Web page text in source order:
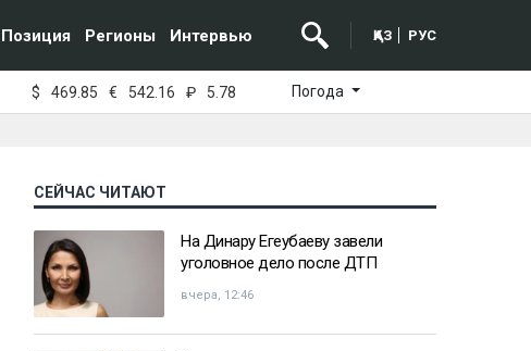
Позиция Регионы Интервью ҚАЗ РУС
$ 469.85 € 542.16 ₽ 5.78 Погода
СЕЙЧАС ЧИТАЮТ
На Динару Егеубаеву завели
уголовное дело после ДТП
вчера, 12:46